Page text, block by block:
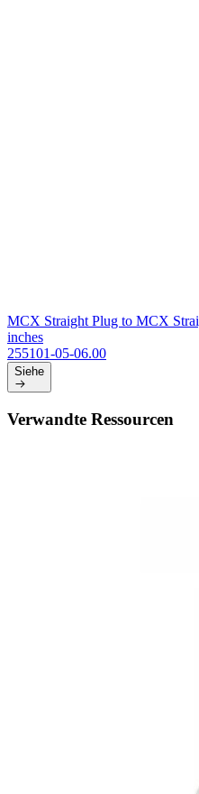
MCX Straight Plug to MCX
inches
255101-05-06.00
Siehe
Verwandte Ressourcen